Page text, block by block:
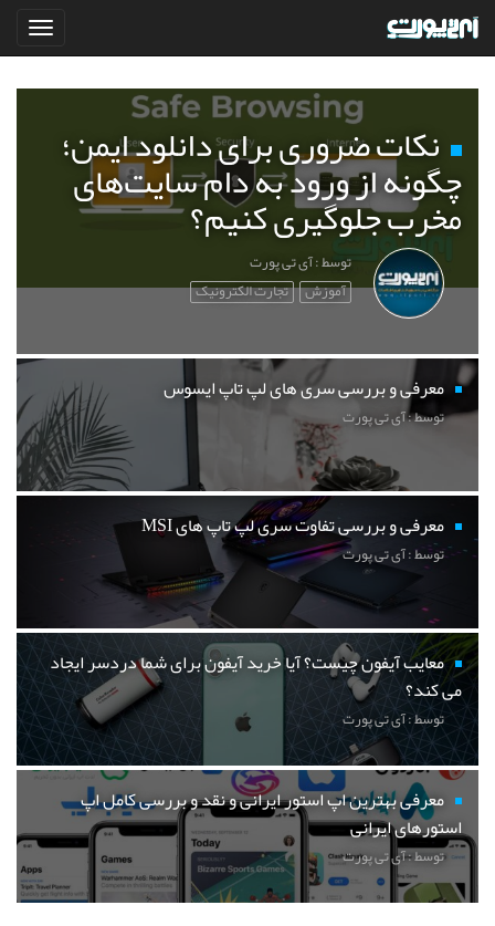
نکات ضروری برای دانلود ایمن؛
چگونه از ورود به دام سایت‌های
مخرب جلوگیری کنیم؟
توسط : آی تی پورت
آموزش تجارت الکترونیک
معرفی و بررسی سری های لپ تاپ ایسوس
توسط : آی تی پورت
معرفی و بررسی تفاوت سری لپ تاپ های MSI
توسط : آی تی پورت
معایب آیفون چیست؟ آیا خرید آیفون برای شما دردسر ایجاد
می کند؟
توسط : آی تی پورت
معرفی بهترین اپ استور ایرانی و نقد و بررسی کامل اپ
استورهای ایرانی
توسط : آی تی پورت